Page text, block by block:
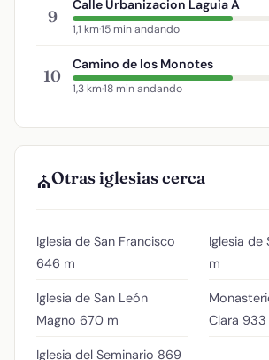
9
Calle Urbanizacion Laguia A
1,1 km·15 min andando
10
Camino de los Monotes
1,3 km·18 min andando
⛪Otras iglesias cerca
Iglesia de San Francisco
646 m
Iglesia de San León
Magno 670 m
Iglesia del Seminario 869
Iglesia de
m
Clara 933